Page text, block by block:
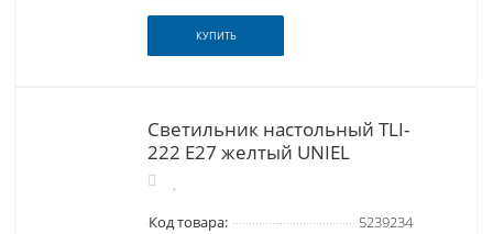
КУПИТЬ
Светильник настольный TLI-
222 Е27 желтый UNIEL
Код товара:
5239234